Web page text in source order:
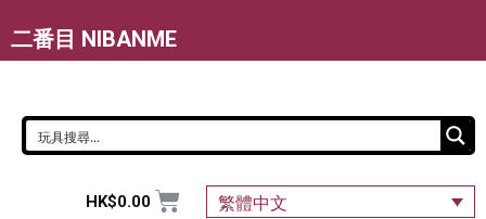
二番目 NIBANME
HK$0.00 繁體中文